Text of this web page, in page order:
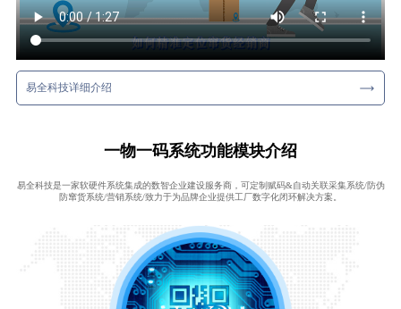
易全科技详细介绍
一物一码系统功能模块介绍
易全科技是一家软硬件系统集成的数智企业建设服务商，可定制赋码&自动关联采集系统/防伪
防窜货系统/营销系统/致力于为品牌企业提供工厂数字化闭环解决方案。